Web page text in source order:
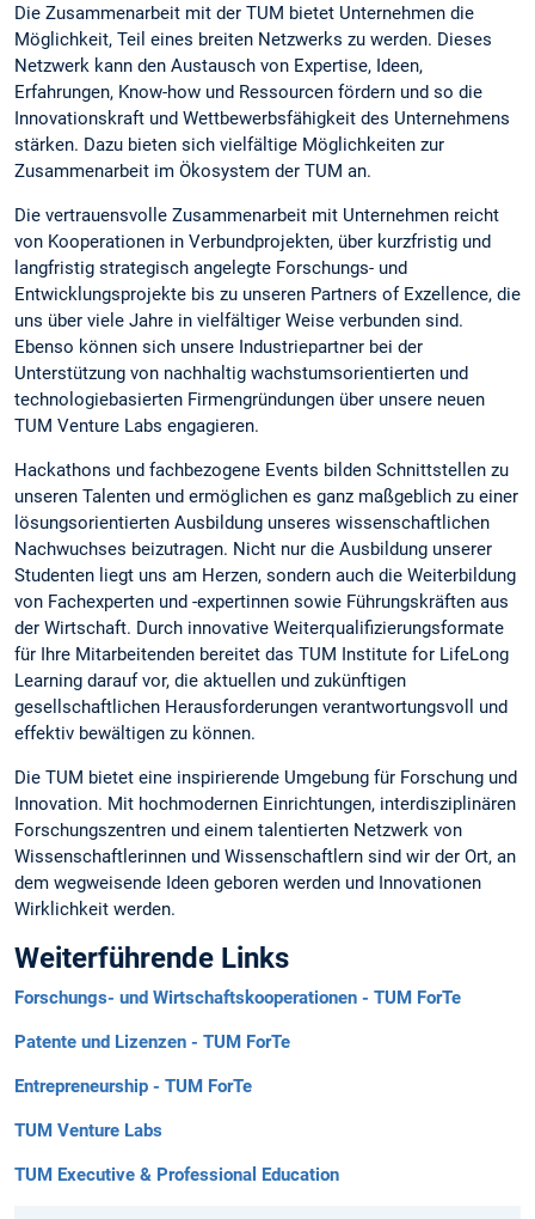
Die Zusammenarbeit mit der TUM bietet Unternehmen die
Möglichkeit, Teil eines breiten Netzwerks zu werden. Dieses
Netzwerk kann den Austausch von Expertise, Ideen,
Erfahrungen, Know-how und Ressourcen fördern und so die
Innovationskraft und Wettbewerbsfähigkeit des Unternehmens
stärken. Dazu bieten sich vielfältige Möglichkeiten zur
Zusammenarbeit im Ökosystem der TUM an.
Die vertrauensvolle Zusammenarbeit mit Unternehmen reicht
von Kooperationen in Verbundprojekten, über kurzfristig und
langfristig strategisch angelegte Forschungs- und
Entwicklungsprojekte bis zu unseren Partners of Exzellence, die
uns über viele Jahre in vielfältiger Weise verbunden sind.
Ebenso können sich unsere Industriepartner bei der
Unterstützung von nachhaltig wachstumsorientierten und
technologiebasierten Firmengründungen über unsere neuen
TUM Venture Labs engagieren.
Hackathons und fachbezogene Events bilden Schnittstellen zu
unseren Talenten und ermöglichen es ganz maßgeblich zu einer
lösungsorientierten Ausbildung unseres wissenschaftlichen
Nachwuchses beizutragen. Nicht nur die Ausbildung unserer
Studenten liegt uns am Herzen, sondern auch die Weiterbildung
von Fachexperten und -expertinnen sowie Führungskräften aus
der Wirtschaft. Durch innovative Weiterqualifizierungsformate
für Ihre Mitarbeitenden bereitet das TUM Institute for LifeLong
Learning darauf vor, die aktuellen und zukünftigen
gesellschaftlichen Herausforderungen verantwortungsvoll und
effektiv bewältigen zu können.
Die TUM bietet eine inspirierende Umgebung für Forschung und
Innovation. Mit hochmodernen Einrichtungen, interdisziplinären
Forschungszentren und einem talentierten Netzwerk von
Wissenschaftlerinnen und Wissenschaftlern sind wir der Ort, an
dem wegweisende Ideen geboren werden und Innovationen
Wirklichkeit werden.
Weiterführende Links
Forschungs- und Wirtschaftskooperationen - TUM ForTe
Patente und Lizenzen - TUM ForTe
Entrepreneurship - TUM ForTe
TUM Venture Labs
TUM Executive & Professional Education